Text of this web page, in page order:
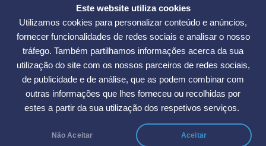
Este website utiliza cookies
Utilizamos cookies para personalizar conteúdo e anúncios,
fornecer funcionalidades de redes sociais e analisar o nosso
tráfego. Também partilhamos informações acerca da sua
utilização do site com os nossos parceiros de redes sociais,
de publicidade e de análise, que as podem combinar com
outras informações que lhes forneceu ou recolhidas por
estes a partir da sua utilização dos respetivos serviços.
Não Aceitar Aceitar
Avenida César Seara, 560 - Florianópolis | Telefones: (48) 3234-2986
- (48) 3234-2089 - (48) 3233-5370. | E-mail:elase@elase.com.br
Sede de Praia: Rua Elke Hering, 70, Barra da Lagoa - Florianópolis |
Telefone 48 3365-5789 | E-mail:sedepraia@elase.com.br